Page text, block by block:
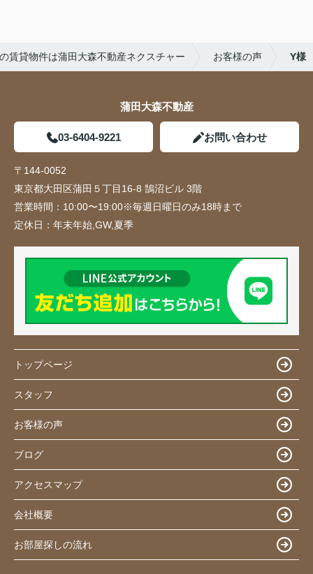
賃貸物件は蒲田大森不動産ネクスチャー お客様の声 Y様
蒲田大森不動産
03-6404-9221 お問い合わせ
〒144-0052
東京都大田区蒲田５丁目16-8 鵠沼ビル 3階
営業時間： 10:00〜19:00※毎週日曜日のみ18時まで
定休日： 年末年始,GW,夏季
トップページ
スタッフ
お客様の声
ブログ
アクセスマップ
会社概要
お部屋探しの流れ